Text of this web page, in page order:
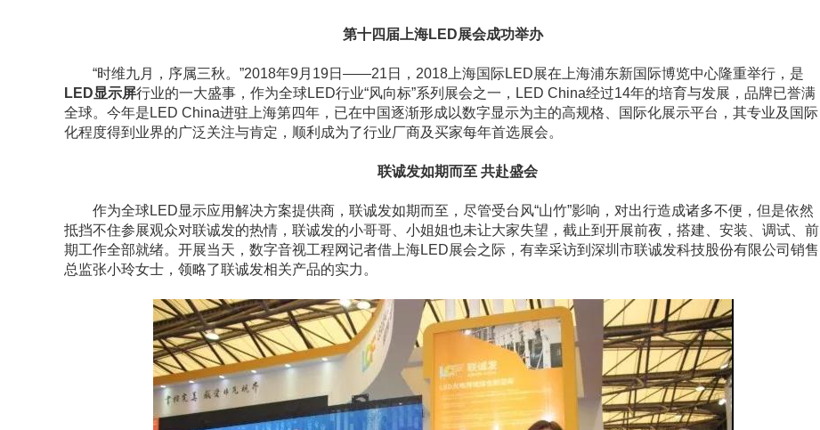
第十四届上海LED展会成功举办
“时维九月，序属三秋。”2018年9月19日——21日，2018上海国际LED展在上海浦东新国际博览中心隆重举行，是
LED显示屏行业的一大盛事，作为全球LED行业“风向标”系列展会之一，LED China经过14年的培育与发展，品牌已誉满
全球。今年是LED China进驻上海第四年，已在中国逐渐形成以数字显示为主的高规格、国际化展示平台，其专业及国际
化程度得到业界的广泛关注与肯定，顺利成为了行业厂商及买家每年首选展会。
联诚发如期而至 共赴盛会
作为全球LED显示应用解决方案提供商，联诚发如期而至，尽管受台风“山竹”影响，对出行造成诸多不便，但是依然
抵挡不住参展观众对联诚发的热情，联诚发的小哥哥、小姐姐也未让大家失望，截止到开展前夜，搭建、安装、调试、前
期工作全部就绪。开展当天，数字音视工程网记者借上海LED展会之际，有幸采访到深圳市联诚发科技股份有限公司销售
总监张小玲女士，领略了联诚发相关产品的实力。